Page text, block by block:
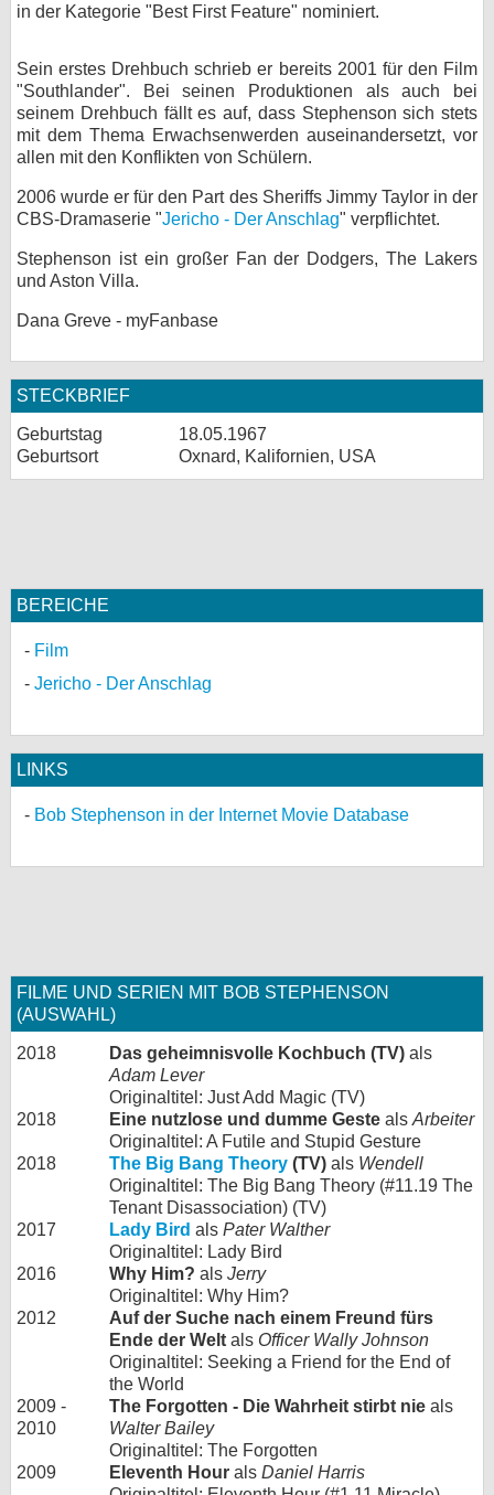
in der Kategorie "Best First Feature" nominiert.
Sein erstes Drehbuch schrieb er bereits 2001 für den Film
"Southlander". Bei seinen Produktionen als auch bei
seinem Drehbuch fällt es auf, dass Stephenson sich stets
mit dem Thema Erwachsenwerden auseinandersetzt, vor
allen mit den Konflikten von Schülern.
2006 wurde er für den Part des Sheriffs Jimmy Taylor in der
CBS-Dramaserie "Jericho - Der Anschlag" verpflichtet.
Stephenson ist ein großer Fan der Dodgers, The Lakers
und Aston Villa.
Dana Greve - myFanbase
STECKBRIEF
Geburtstag
18.05.1967
Geburtsort
Oxnard, Kalifornien, USA
BEREICHE
Film
Jericho - Der Anschlag
LINKS
Bob Stephenson in der Internet Movie Database
FILME UND SERIEN MIT BOB STEPHENSON
(AUSWAHL)
2018 Das geheimnisvolle Kochbuch (TV) als
Adam Lever
Originaltitel: Just Add Magic (TV)
2018
Eine nutzlose und dumme Geste als Arbeiter
Originaltitel: A Futile and Stupid Gesture
2018
The Big Bang Theory (TV) als Wendell
Originaltitel: The Big Bang Theory (#11.19 The
Tenant Disassociation) (TV)
2017
Lady Bird als Pater Walther
Originaltitel: Lady Bird
2016
Why Him? als Jerry
Originaltitel: Why Him?
2012
Auf der Suche nach einem Freund fürs
Ende der Welt als Officer Wally Johnson
Originaltitel: Seeking a Friend for the End of
the World
2009 -
2010
The Forgotten - Die Wahrheit stirbt nie als
Walter Bailey
Originaltitel: The Forgotten
2009
Eleventh Hour als Daniel Harris